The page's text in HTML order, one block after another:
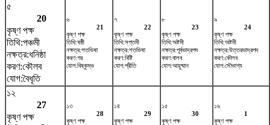
৫
20
কৃষ্ণ পক্ষ
তিথি:পঞ্চমী
নক্ষত্র:ধনিষ্ঠা
করণ:কৌলব
যোগ:বৈধৃতি
৬
21
কৃষ্ণ পক্ষ
তিথি:ষষ্ঠী
নক্ষত্র:শতভিষ‌া
করণ:গর
যোগ:বিষ্কুম্ভ
৭
22
কৃষ্ণ পক্ষ
তিথি:সপ্তমী
নক্ষত্র:শতভিষ‌া
করণ:বিষ্টি
যোগ:প্রীতি
৮
23
কৃষ্ণ পক্ষ
তিথি:অষ্টমী
নক্ষত্র:পূর্বভাদ্রপদ
করণ:বালব
যোগ:আয়ুষ্মান
৯
24
কৃষ্ণ পক্ষ
তিথি:অষ্টমী
নক্ষত্র:উত্তরভাদ্রপদ
করণ:কৌলব
যোগ:সৌভাগ্য
১২
27
কৃষ্ণ পক্ষ
১৩
28
কৃষ্ণ পক্ষ
১৪
29
কৃষ্ণ পক্ষ
১৫
30
কৃষ্ণ পক্ষ
১৬
1
কৃষ্ণ পক্ষ